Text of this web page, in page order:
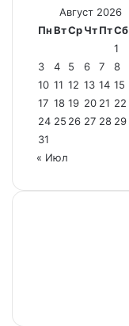
Август 2026
ПнВтСрЧтПтСб
1
3
4 5 6 7 8
10 11 12 13 14 15
17 18 19 20 21 22
24 25 26 27 28 29
31
« Июл